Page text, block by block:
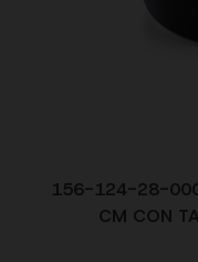
156-124-28-
CM CON